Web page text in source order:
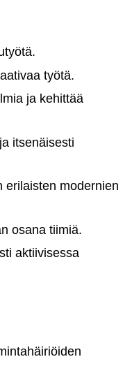
työtä.
ja kehittää
itsenäisesti
erilaisten modernien
osana tiimiä.
aktiivisessa